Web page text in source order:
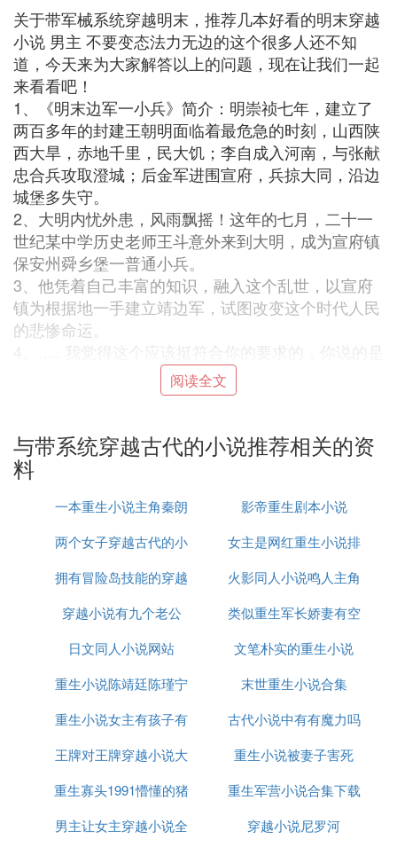
关于带军械系统穿越明末，推荐几本好看的明末穿越
小说 男主 不要变态法力无边的这个很多人还不知
道，今天来为大家解答以上的问题，现在让我们一起
来看看吧！
1、《明末边军一小兵》简介：明崇祯七年，建立了
两百多年的封建王朝明面临着最危急的时刻，山西陕
西大旱，赤地千里，民大饥；李自成入河南，与张献
忠合兵攻取澄城；后金军进围宣府，兵掠大同，沿边
城堡多失守。
2、大明内忧外患，风雨飘摇！这年的七月，二十一
世纪某中学历史老师王斗意外来到大明，成为宣府镇
保安州舜乡堡一普通小兵。
3、他凭着自己丰富的知识，融入这个乱世，以宣府
镇为根据地一手建立靖边军，试图改变这个时代人民
的悲惨命运。
4、..... 我觉得这个应该挺符合你的要求的，你说的是
明末，肯定不是要那些明朝灭亡的，男主只是一个普
通人，试图通过自己的努力一步步改变国破家亡的命
③ 求历史类型的穿越小说 带随身空间或系
统的那种。最好完本的。注意！不要女主和
女作者的
追问啊，还有呢。
《召唤全面战争》《临高启明》《官居一品》《大明
《大容明官》《窃明》《平安传》《迷失在一六二
九》《怒海归航》《我们的1649》
《朱门风流》《命运的抉择》《正德王朝》《金鳞
《权宋》《千宋》《皇家娱乐指南》
《扬帆大明》《明末风暴》《虎狼》《明末边军一小
《回到明朝当太子》《皇明乱贼》《迷航一六四二》
《重生之大科学家》《1911新中华》
阅读全文
与带系统穿越古代的小说推荐相关的资
料
一本重生小说主角秦朗
影帝重生剧本小说
两个女子穿越古代的小
说
女主是网红重生小说排
行榜
拥有冒险岛技能的穿越
小说
火影同人小说鸣人主角
穿越小说有九个老公
类似重生军长娇妻有空
间的小说
日文同人小说网站
文笔朴实的重生小说
重生小说陈靖廷陈瑾宁
末世重生小说合集
重生小说女主有孩子有
叫虎子的狗
古代小说中有有魔力吗
王牌对王牌穿越小说大
全
重生小说被妻子害死
重生寡头1991懵懂的猪
小说
重生军营小说合集下载
男主让女主穿越小说全
穿越小说尼罗河